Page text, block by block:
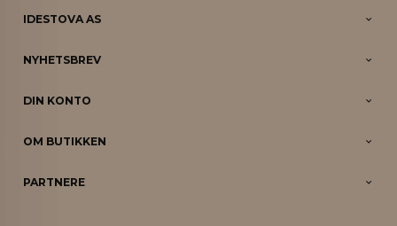
IDESTOVA AS
NYHETSBREV
DIN KONTO
OM BUTIKKEN
PARTNERE